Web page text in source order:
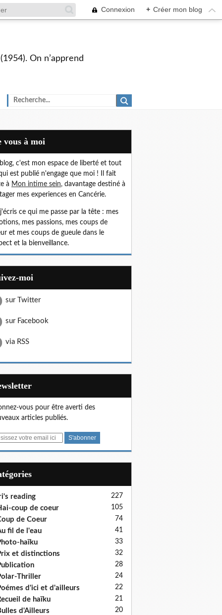
Connexion + Créer mon blog
On n’apprend
vous à moi
c'est mon espace de liberté et tout
est publié n'engage que moi ! Il fait
à Mon intime sein, davantage destiné à
mes experiences en Cancérie.
ce qui me passe par la tête : mes
mes passions, mes coups de
et mes coups de gueule dans le
et la bienveillance.
moi
sur Twitter
sur Facebook
via RSS
vous pour être averti des
articles publiés.
reading 227
coup de coeur 105
de Coeur 74
fil de l'eau 41
haïku 33
et distinctions 32
28
Thriller 24
d'ici et d'ailleurs 22
de haïku 21
d'Ailleurs 20